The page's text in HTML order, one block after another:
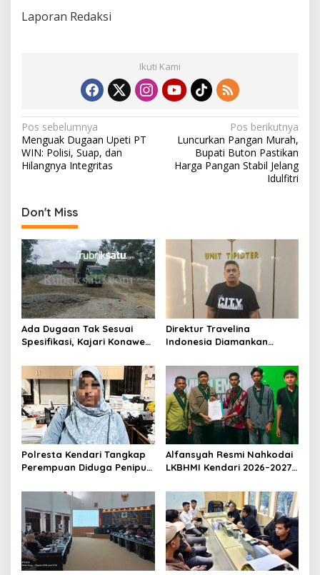
Laporan Redaksi
Ikuti Kami
N
a
v
g
a
s
i
p
o
s
Pos sebelumnya
Menguak Dugaan Upeti PT
WIN: Polisi, Suap, dan
Hilangnya Integritas
Pos berikutnya
Luncurkan Pangan Murah,
Bupati Buton Pastikan
Harga Pangan Stabil Jelang
Idulfitri
Don't Miss
Ada Dugaan Tak Sesuai
Spesifikasi, Kajari Konawe
Rupbasan Rp1,9 Miliar
Dihentikan
Direktur Travelina
Indonesia Diamankan
Penelantaran Jemaah
Umrah Masuk Babak Baru
Polresta Kendari Tangkap
Perempuan Diduga Penipu
Rp588,1 Juta
Alfansyah Resmi Nahkodai
LKBHMI Kendari 2026–2027,
Hukum